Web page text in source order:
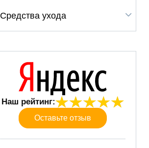
Средства ухода
Наш рейтинг:
Оставьте отзыв